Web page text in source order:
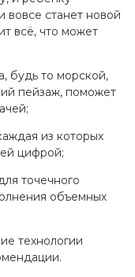
вовсе станет новой
всё, что может
будь то морской,
пейзаж, поможет
из которых
цифрой;
точечного
объемных
технологии